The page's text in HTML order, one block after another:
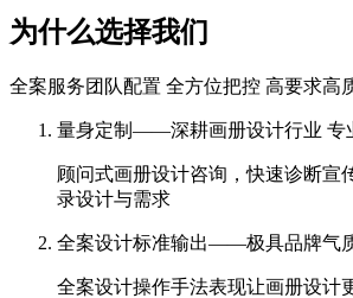
为什么选择我们
全案服务团队配置 全方位把控 高要求高
量身定制——深耕画册设计行业 专
顾问式画册设计咨询，快速诊断宣
录设计与需求
全案设计标准输出——极具品牌气
全案设计操作手法表现让画册设计